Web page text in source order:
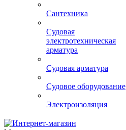
Сантехника
Судовая
электротехническая
арматура
Судовая арматура
Судовое оборудование
Электроизоляция